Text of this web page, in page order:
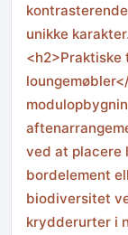
unikke
ved at placere
bordelement
biodiversitet
krydderurter i